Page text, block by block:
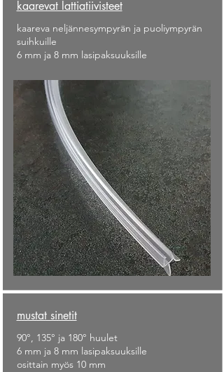
kaarevat lattiatiivisteet
kaareva neljännesympyrän ja puoliympyrän
suihkuille
6 mm ja 8 mm lasipaksuuksille
mustat sinetit
90°, 135° ja 180° huulet
6 mm ja 8 mm lasipaksuuksille
osittain myös 10 mm